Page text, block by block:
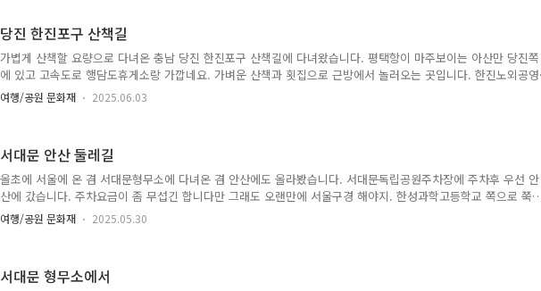
별로고 그나마 야산쪽 산책길은 괜찮은데 굳이 여기까지 ..
당진 한진포구 산책길
가볍게 산책할 요량으로 다녀온 충남 당진 한진포구 산책길에 다녀왔습니다. 평택항이 마주보이는 아산만 당진쪽
에 있고 고속도로 행담도휴게소랑 가깝네요. 가벼운 산책과 횟집으로 근방에서 놀러오는 곳입니다. 한진노외공영
주차장. 평일인데도 주차장이 제법 차있네요. 데크 산책길. 8백여미터 이어져 있습니다. 바다건너 평택항. 큰 배들
이 많습니다. 거대한 사일로와 배들이 드나드네요. 얼마 걷지 않았는데 데크길이 끝남. 안섬휴양공원이란 곳인데
갈만한 곳도 아니고 멀리서 찾아올 만한 곳도 아니고 그냥 멀지 않..
여행/공원 문화재 2025.06.03
서대문 안산 둘레길
올초에 서울에 온 겸 서대문형무소에 다녀온 겸 안산에도 올라봤습니다. 서대문독립공원주차장에 주차후 우선 안
산에 갔습니다. 주차요금이 좀 무섭긴 합니다만 그래도 오랜만에 서울구경 해야지. 한성과학고등학교 쪽으로 쭉
올라가다보면 안산자락길 들어가는 입구가 보입니다. 안산자락길. 우선 안산 정상에 올라야 합니다. 안산자락길
돌다보니 안산정상(봉수대) 가는 길이 보입니다. 정상 가는 길에는 내가 좋아하는 흙길이... 아직 겨울이라 녹지
고 싶다 ㅎㅎ 인왕산. 정상 가는 계단. 안산에는..
여행/공원 문화재 2025.05.30
서대문 형무소에서